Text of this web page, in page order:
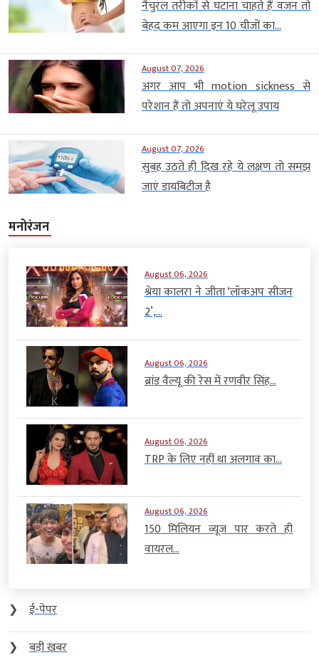
नैचुरल तरीकों से घटाना चाहते हैं वजन तो
बेहद कम आएगा इन 10 चीजों का...
August 07, 2026
अगर आप भी motion sickness से
परेशान हैं तो अपनाएं ये घरेलू उपाय
August 07, 2026
सुबह उठते ही दिख रहे ये लक्षण तो समझ
जाएं डायबिटीज है
मनोरंजन
August 06, 2026
श्रेया कालरा ने जीता ‘लॉकअप सीजन
2’,...
August 06, 2026
ब्रांड वैल्यू की रेस में रणवीर सिंह...
August 06, 2026
TRP के लिए नहीं था अलगाव का...
August 06, 2026
150 मिलियन व्यूज पार करते ही
वायरल...
❯
ई-पेपर
❯
बड़ी खबर